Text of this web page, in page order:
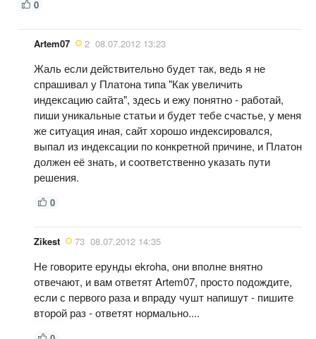
0
Artem07 2 08.07.2012 13:23
Жаль если действительно будет так, ведь я не
спрашивал у Платона типа "Как увеличить
индексацию сайта", здесь и ежу понятно - работай,
пиши уникальные статьи и будет тебе счастье, у меня
же ситуация иная, сайт хорошо индексировался,
выпал из индексации по конкретной причине, и Платон
должен её знать, и соответственно указать пути
решения.
0
Zikest 73 08.07.2012 14:35
Не говорите ерунды ekroha, они вполне внятно
отвечают, и вам ответят Artem07, просто подождите,
если с первого раза и впраду чушт напишут - пишите
второй раз - ответят нормально....